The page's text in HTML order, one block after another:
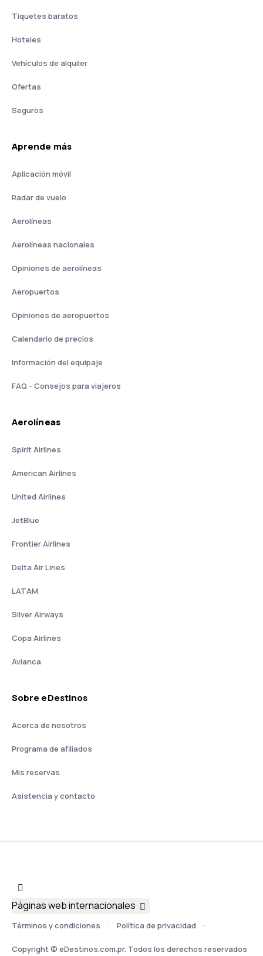
Tiquetes baratos
Hoteles
Vehículos de alquiler
Ofertas
Seguros
Aprende más
Aplicación móvil
Radar de vuelo
Aerolíneas
Aerolíneas nacionales
Opiniones de aerolíneas
Aeropuertos
Opiniones de aeropuertos
Calendario de precios
Información del equipaje
FAQ - Consejos para viajeros
Aerolíneas
Spirit Airlines
American Airlines
United Airlines
JetBlue
Frontier Airlines
Delta Air Lines
LATAM
Silver Airways
Copa Airlines
Avianca
Sobre eDestinos
Acerca de nosotros
Programa de afiliados
Mis reservas
Asistencia y contacto
Términos y condiciones Política de privacidad
Copyright © eDestinos.com.pr. Todos los derechos reservados
Páginas web internacionales